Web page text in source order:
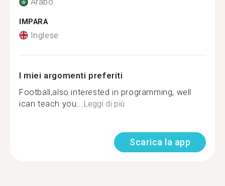
IMPARA
Inglese
I miei argomenti preferiti
Football,also interested in programming, well
ican teach you... Leggi di più
Scarica la app